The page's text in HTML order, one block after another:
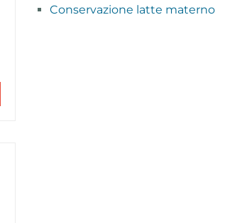
Conservazione latte materno